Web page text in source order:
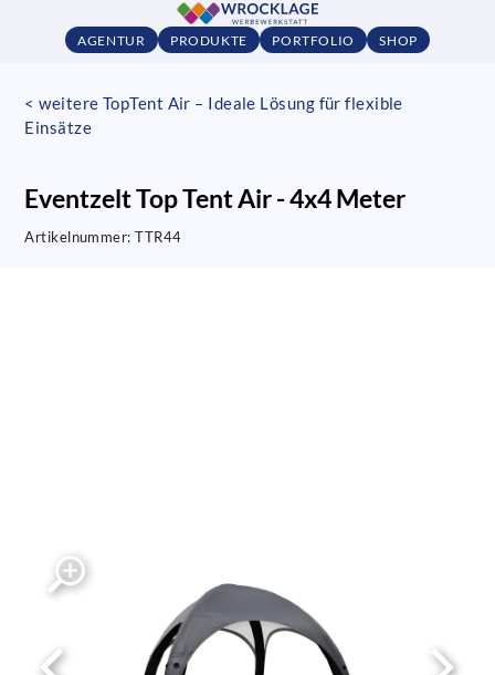
AGENTUR PRODUKTE PORTFOLIO SHOP
< weitere TopTent Air – Ideale Lösung für flexible
Einsätze
Eventzelt Top Tent Air - 4x4 Meter
Artikelnummer:TTR44